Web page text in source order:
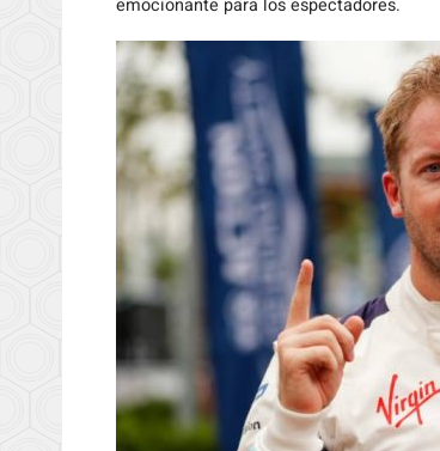
emocionante para los espectadores.